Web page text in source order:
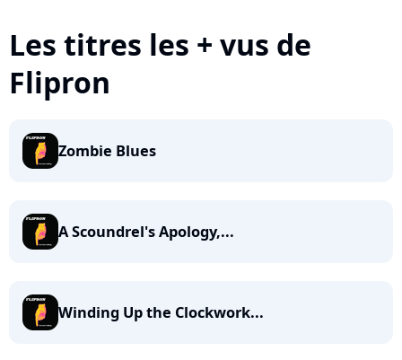
Les titres les + vus de
Flipron
Zombie Blues
A Scoundrel's Apology,...
Winding Up the Clockwork...